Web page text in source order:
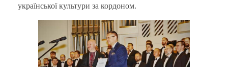
української культури за кордоном.